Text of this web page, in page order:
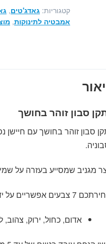
זוהר
בחושך
קטגוריות: גאדג'טים,
אמבטיה לתינוקות,
סבון זוהר בחושך
סבון זוהר בחושך עם
מגניב שמסייע בעזרה על
אפשריים על ידי לחיצה על כפתור.
אדום, כחול, ירוק, צהוב,